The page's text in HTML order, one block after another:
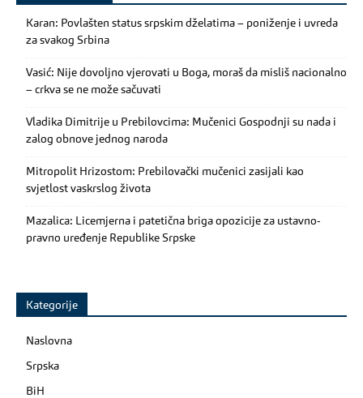
Karan: Povlašten status srpskim dželatima – poniženje i uvreda
za svakog Srbina
Vasić: Nije dovoljno vjerovati u Boga, moraš da misliš nacionalno
– crkva se ne može sačuvati
Vladika Dimitrije u Prebilovcima: Mučenici Gospodnji su nada i
zalog obnove jednog naroda
Mitropolit Hrizostom: Prebilovački mučenici zasijali kao
svjetlost vaskrslog života
Mazalica: Licemjerna i patetična briga opozicije za ustavno-
pravno uređenje Republike Srpske
Kategorije
Naslovna
Srpska
BiH